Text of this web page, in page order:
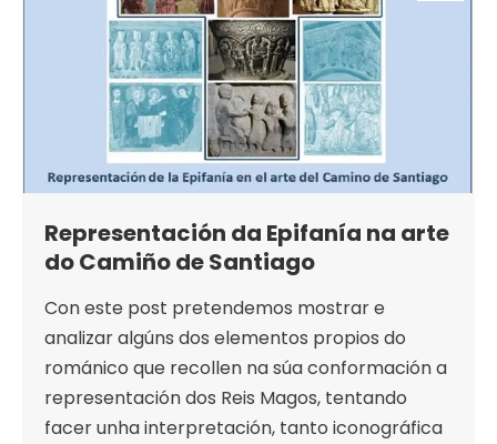
Representación da Epifanía na arte
do Camiño de Santiago
Con este post pretendemos mostrar e
analizar algúns dos elementos propios do
románico que recollen na súa conformación a
representación dos Reis Magos, tentando
facer unha interpretación, tanto iconográfica